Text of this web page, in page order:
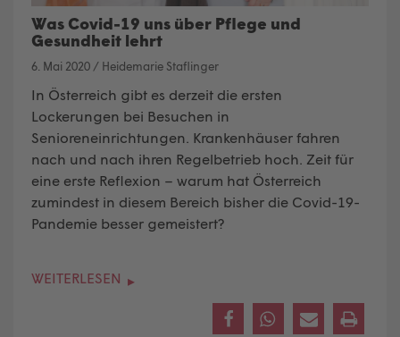
Was Covid-19 uns über Pflege und
Gesundheit lehrt
6. Mai 2020 / Heidemarie Staflinger
In Österreich gibt es derzeit die ersten
Lockerungen bei Besuchen in
Senioreneinrichtungen. Krankenhäuser fahren
nach und nach ihren Regelbetrieb hoch. Zeit für
eine erste Reflexion – warum hat Österreich
zumindest in diesem Bereich bisher die Covid-19-
Pandemie besser gemeistert?
WEITERLESEN